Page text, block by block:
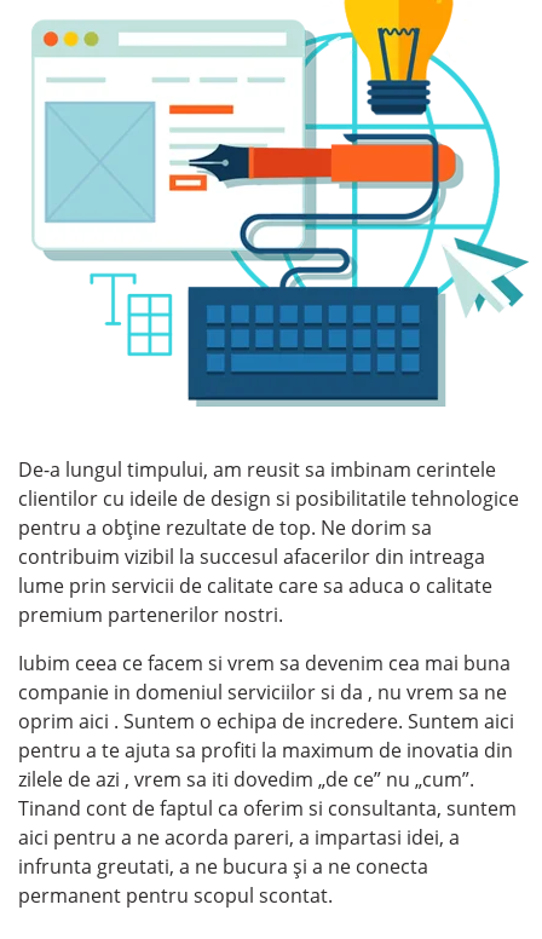
De-a lungul timpului, am reusit sa imbinam cerintele
clientilor cu ideile de design si posibilitatile tehnologice
pentru a obține rezultate de top. Ne dorim sa
contribuim vizibil la succesul afacerilor din intreaga
lume prin servicii de calitate care sa aduca o calitate
premium partenerilor nostri.
Iubim ceea ce facem si vrem sa devenim cea mai buna
companie in domeniul serviciilor si da , nu vrem sa ne
oprim aici . Suntem o echipa de incredere. Suntem aici
pentru a te ajuta sa profiti la maximum de inovatia din
zilele de azi , vrem sa iti dovedim „de ce” nu „cum”.
Tinand cont de faptul ca oferim si consultanta, suntem
aici pentru a ne acorda pareri, a impartasi idei, a
infrunta greutati, a ne bucura și a ne conecta
permanent pentru scopul scontat.